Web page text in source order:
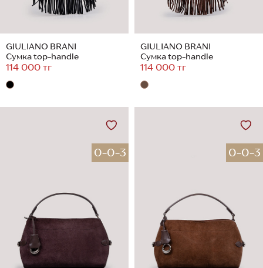
GIULIANO BRANI
Сумка top-handle
114 000 тг
GIULIANO BRANI
Сумка top-handle
114 000 тг
0-0-3 0-0-3